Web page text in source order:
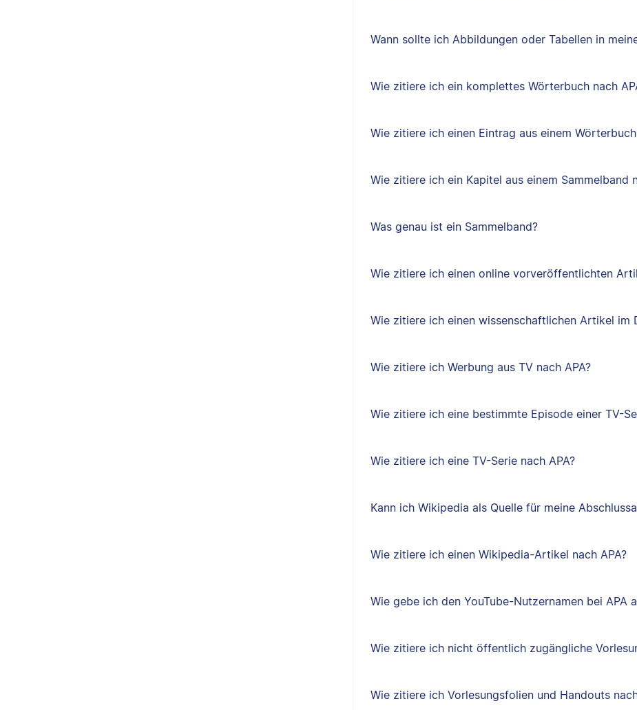
Wann sollte ich Abbildungen oder Tabellen in
Wie zitiere ich ein komplettes Wörterbuch nach
Wie zitiere ich einen Eintrag aus einem Wörterbuch
Wie zitiere ich ein Kapitel aus einem Sammelband
Was genau ist ein Sammelband?
Wie zitiere ich einen online vorveröffentlichten
Wie zitiere ich einen wissenschaftlichen Artikel im
Wie zitiere ich Werbung aus TV nach APA?
Wie zitiere ich eine bestimmte Episode einer TV-
Wie zitiere ich eine TV-Serie nach APA?
Kann ich Wikipedia als Quelle für meine
Wie zitiere ich einen Wikipedia-Artikel nach APA?
Wie gebe ich den YouTube-Nutzernamen bei APA
Wie zitiere ich nicht öffentlich zugängliche
Wie zitiere ich Vorlesungsfolien und Handouts